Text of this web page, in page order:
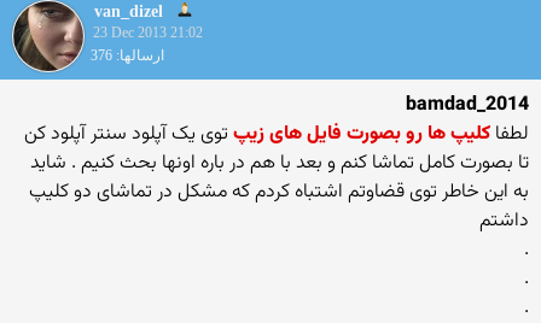
van_dizel
23 Dec 2013 21:02
ارسالها: 376
bamdad_2014
لطفا کلیپ ها رو بصورت فایل های زیپ توی یک آپلود سنتر آپلود کن
تا بصورت کامل تماشا کنم و بعد با هم در باره اونها بحث کنیم . شاید
به این خاطر توی قضاوتم اشتباه کردم که مشکل در تماشای دو کلیپ
داشتم
.
.
.